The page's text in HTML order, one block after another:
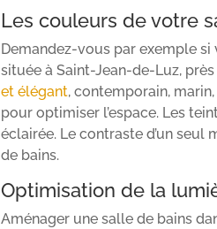
Les couleurs de votre
Demandez-vous par exemple
située à Saint-Jean-de-Luz,
et élégant, contemporain,
pour optimiser l’espace. Les
éclairée. Le contraste d’un
de bains.
Optimisation de la
Aménager une salle de bains